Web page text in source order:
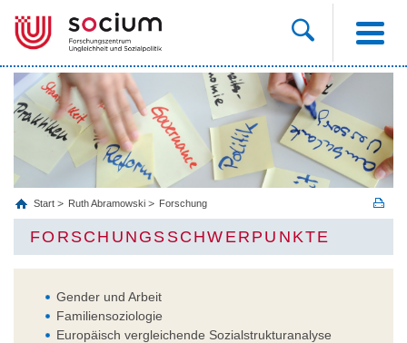
Start Ruth Abramowski Forschung
FORSCHUNGSSCHWERPUNKTE
Gender und Arbeit
Familiensoziologie
Europäisch vergleichende Sozialstrukturanalyse